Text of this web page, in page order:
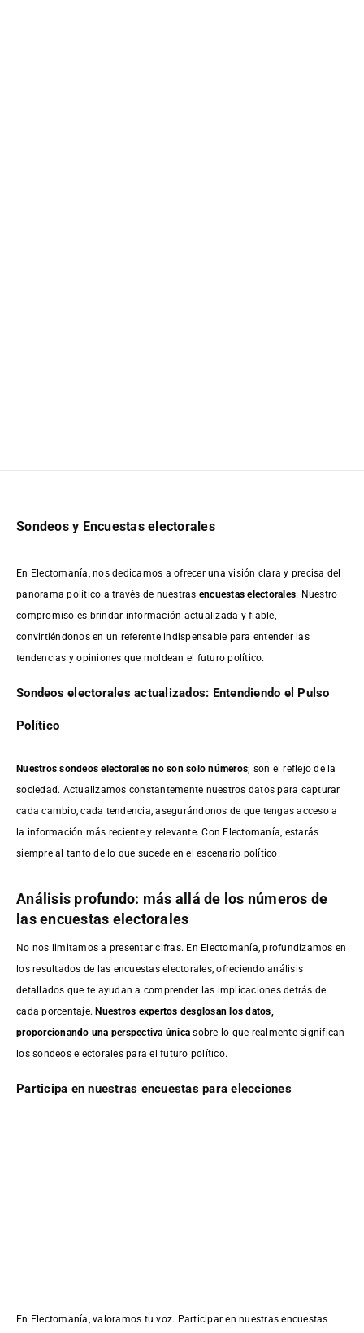
Sondeos y Encuestas electorales
En Electomanía, nos dedicamos a ofrecer una visión clara y precisa del
panorama político a través de nuestras encuestas electorales. Nuestro
compromiso es brindar información actualizada y fiable,
convirtiéndonos en un referente indispensable para entender las
tendencias y opiniones que moldean el futuro político.
Sondeos electorales actualizados: Entendiendo el Pulso
Político
Nuestros sondeos electorales no son solo números; son el reflejo de la
sociedad. Actualizamos constantemente nuestros datos para capturar
cada cambio, cada tendencia, asegurándonos de que tengas acceso a
la información más reciente y relevante. Con Electomanía, estarás
siempre al tanto de lo que sucede en el escenario político.
Análisis profundo: más allá de los números de
las encuestas electorales
No nos limitamos a presentar cifras. En Electomanía, profundizamos en
los resultados de las encuestas electorales, ofreciendo análisis
detallados que te ayudan a comprender las implicaciones detrás de
cada porcentaje.Nuestros expertos desglosan los datos,
proporcionando una perspectiva única sobre lo que realmente significan
los sondeos electorales para el futuro político.
Participa en nuestras encuestas para elecciones
En Electomanía, valoramos tu voz. Participar en nuestras encuestas